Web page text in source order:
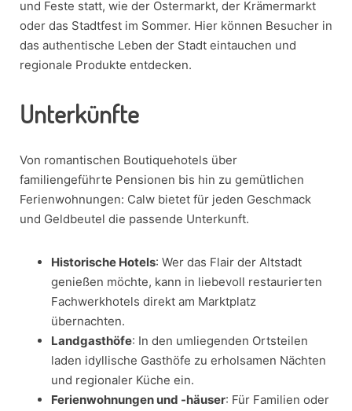
und Feste statt, wie der Ostermarkt, der Krämermarkt
oder das Stadtfest im Sommer. Hier können Besucher in
das authentische Leben der Stadt eintauchen und
regionale Produkte entdecken.
Unterkünfte
Von romantischen Boutiquehotels über
familiengeführte Pensionen bis hin zu gemütlichen
Ferienwohnungen: Calw bietet für jeden Geschmack
und Geldbeutel die passende Unterkunft.
Historische Hotels: Wer das Flair der Altstadt
genießen möchte, kann in liebevoll restaurierten
Fachwerkhotels direkt am Marktplatz
übernachten.
Landgasthöfe: In den umliegenden Ortsteilen
laden idyllische Gasthöfe zu erholsamen Nächten
und regionaler Küche ein.
Ferienwohnungen und -häuser: Für Familien oder